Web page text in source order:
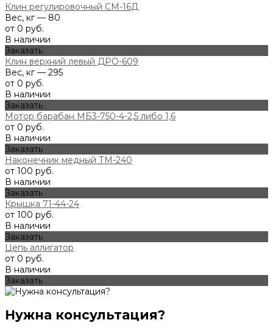
Клин регулировочный СМ-16Д
Вес, кг — 80
от 0 руб.
В наличии
Заказать
Клин верхний левый ДРО-609
Вес, кг — 295
от 0 руб.
В наличии
Заказать
Мотор барабан МБ3-750-4-2,5 либо 1,6
от 0 руб.
В наличии
Заказать
Наконечник медный ТМ-240
от 100 руб.
В наличии
Заказать
Крышка 71-44-24
от 100 руб.
В наличии
Заказать
Цепь аллигатор
от 0 руб.
В наличии
Заказать
Нужна консультация?